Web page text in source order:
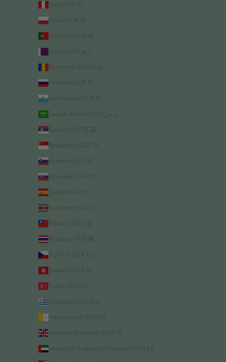
Peru (PEN S/)
Polen (PLN zł)
Portugal (EUR €)
Roemenië (RON Lei)
Rusland (EUR €)
San Marino (EUR €)
Servië (RSD РСД)
Singapore (SGD $)
Slovenië (EUR €)
Spanje (EUR €)
Suriname (EUR €)
Taiwan (TWD $)
Thailand (THB ฿)
Tsjechië (CZK Kč)
Tunesië (EUR €)
Turkije (EUR €)
Uruguay (UYU $U)
Vaticaanstad (EUR €)
Verenigd Koninkrijk (GBP £)